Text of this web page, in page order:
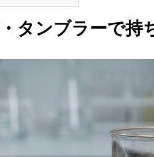
タンブラーで持